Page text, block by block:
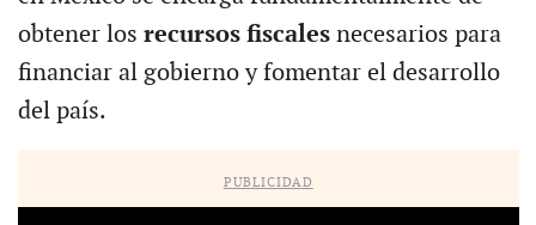
obtener los recursos fiscalesnecesarios para
financiar al gobierno y fomentar el desarrollo
del país.
PUBLICIDAD